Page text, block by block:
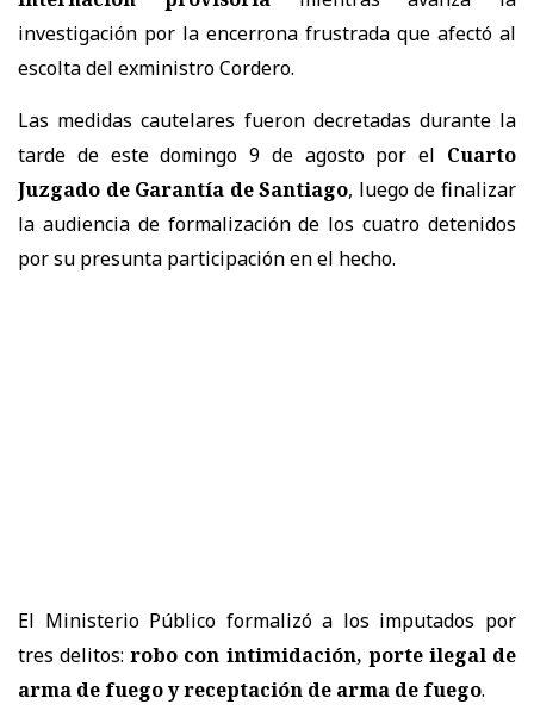
investigación por la encerrona frustrada que afectó al
escolta del exministro Cordero.
Las medidas cautelares fueron decretadas durante la
tarde de este domingo 9 de agosto por el Cuarto
Juzgado de Garantía de Santiago, luego de finalizar
la audiencia de formalización de los cuatro detenidos
por su presunta participación en el hecho.
El Ministerio Público formalizó a los imputados por
tres delitos:robo con intimidación, porte ilegal de
arma de fuego y receptación de arma de fuego.